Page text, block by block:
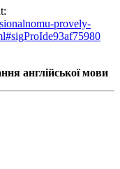
provely-
англійської мови